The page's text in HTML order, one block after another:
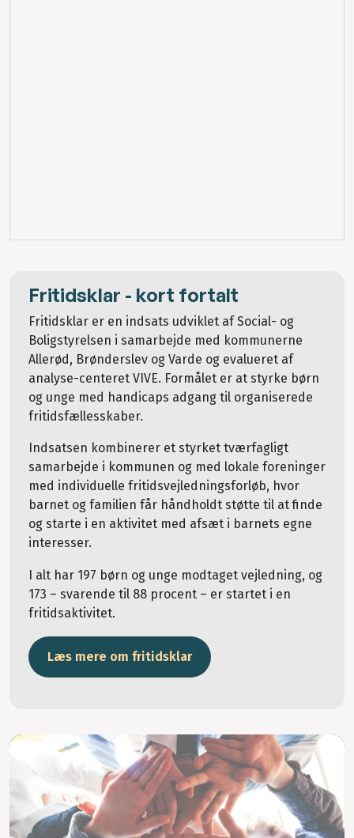
Fritidsklar - kort fortalt
Fritidsklar er en indsats udviklet af Social- og
Boligstyrelsen i samarbejde med kommunerne
Allerød, Brønderslev og Varde og evalueret af
analyse-centeret VIVE. Formålet er at styrke børn
og unge med handicaps adgang til organiserede
fritidsfællesskaber.
Indsatsen kombinerer et styrket tværfagligt
samarbejde i kommunen og med lokale foreninger
med individuelle fritidsvejledningsforløb, hvor
barnet og familien får håndholdt støtte til at finde
og starte i en aktivitet med afsæt i barnets egne
interesser.
I alt har 197 børn og unge modtaget vejledning, og
173 – svarende til 88 procent – er startet i en
fritidsaktivitet.
Læs mere om fritidsklar